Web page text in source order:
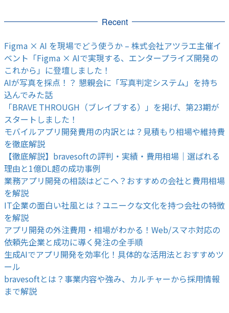
Recent
Figma × AI を現場でどう使うか – 株式会社アツラエ主催イ
ベント「Figma × AIで実現する、エンタープライズ開発の
これから」に登壇しました！
AIが写真を採点！？ 懇親会に「写真判定システム」を持ち
込んでみた話
「BRAVE THROUGH（ブレイブする）」を掲げ、第23期が
スタートしました！
モバイルアプリ開発費用の内訳とは？見積もり相場や維持費
を徹底解説
【徹底解説】bravesoftの評判・実績・費用相場｜選ばれる
理由と1億DL超の成功事例
業務アプリ開発の相談はどこへ？おすすめの会社と費用相場
を解説
IT企業の面白い社風とは？ユニークな文化を持つ会社の特徴
を解説
アプリ開発の外注費用・相場がわかる！Web/スマホ対応の
依頼先企業と成功に導く発注の全手順
生成AIでアプリ開発を効率化！具体的な活用法とおすすめツ
ール
bravesoftとは？事業内容や強み、カルチャーから採用情報
まで解説